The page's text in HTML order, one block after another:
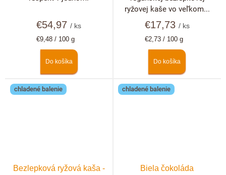
€54,97/ ks
Jednotková
€9,48 / 100 g
Do košíka
€17,73 / ks
Jednotková
€2,73 / 100 g
Do košíka
ryžovej kaše vo veľkom...
chladené balenie
Bezlepková ryžová kaša -
chladené balenie
Biela čokoláda